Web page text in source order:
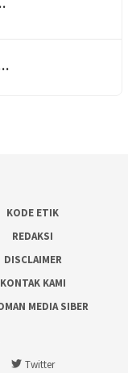
KODE ETIK
REDAKSI
DISCLAIMER
KONTAK KAMI
MEDIA SIBER
Twitter